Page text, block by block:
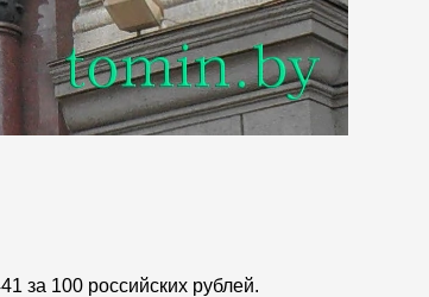
за 100 российских рублей.